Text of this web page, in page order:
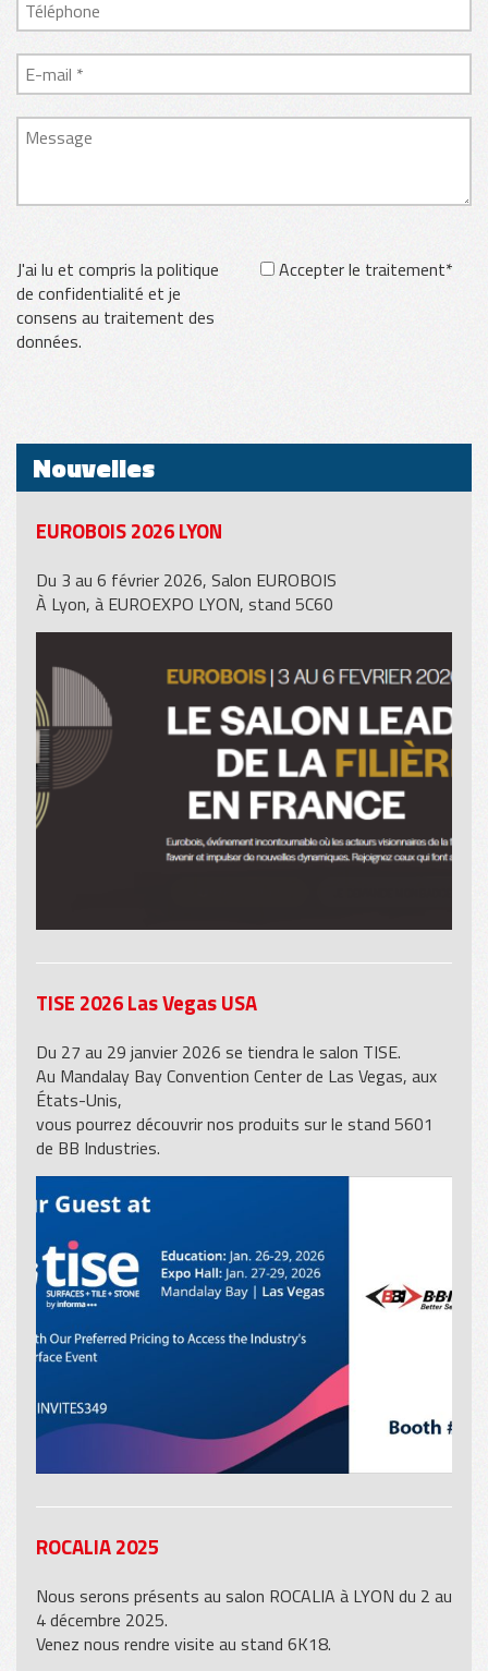
J'ai lu et compris la politique
de confidentialité et je
consens au traitement des
données.
Accepter le traitement*
Nouvelles
EUROBOIS 2026 LYON
Du 3 au 6 février 2026, Salon EUROBOIS
À Lyon, à EUROEXPO LYON, stand 5C60
TISE 2026 Las Vegas USA
Du 27 au 29 janvier 2026 se tiendra le salon TISE.
Au Mandalay Bay Convention Center de Las Vegas, aux
États-Unis,
vous pourrez découvrir nos produits sur le stand 5601
de BB Industries.
ROCALIA 2025
Nous serons présents au salon ROCALIA à LYON du 2 au
4 décembre 2025.
Venez nous rendre visite au stand 6K18.